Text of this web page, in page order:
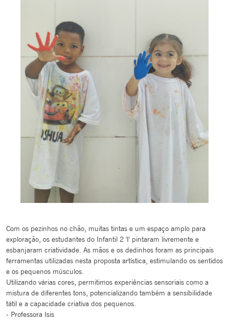
Com os pezinhos no chão, muitas tintas e um espaço amplo para
exploração, os estudantes do Infantil 2 'I' pintaram livremente e
esbanjaram criatividade. As mãos e os dedinhos foram as principais
ferramentas utilizadas nesta proposta artística, estimulando os sentidos
e os pequenos músculos.
Utilizando várias cores, permitimos experiências sensoriais como a
mistura de diferentes tons, potencializando também a sensibilidade
tátil e a capacidade criativa dos pequenos.
- Professora Isis